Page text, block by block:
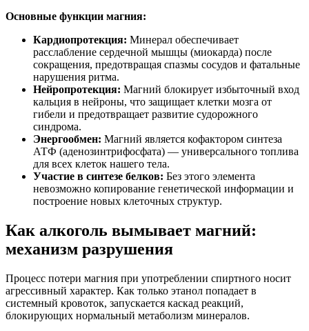
Основные функции магния:
Кардиопротекция: Минерал обеспечивает
расслабление сердечной мышцы (миокарда) после
сокращения, предотвращая спазмы сосудов и фатальные
нарушения ритма.
Нейропротекция: Магний блокирует избыточный вход
кальция в нейроны, что защищает клетки мозга от
гибели и предотвращает развитие судорожного
синдрома.
Энергообмен: Магний является кофактором синтеза
АТФ (аденозинтрифосфата) — универсального топлива
для всех клеток нашего тела.
Участие в синтезе белков: Без этого элемента
невозможно копирование генетической информации и
построение новых клеточных структур.
Как алкоголь вымывает магний:
механизм разрушения
Процесс потери магния при употреблении спиртного носит
агрессивный характер. Как только этанол попадает в
системный кровоток, запускается каскад реакций,
блокирующих нормальный метаболизм минералов.